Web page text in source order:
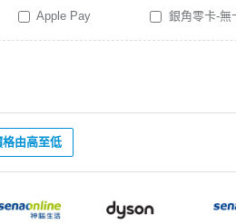
Apple Pay 銀角零卡-無
格由高至低